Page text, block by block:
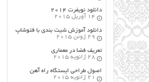
دانلود نویفرت ۲۰۱۴
14 آوریل 2015
دانلود آموزش شیت بندی با فتوشاپ
29 ژوئن 2015
تعریف فضا در معماری
28 ژانویه 2015
اصول طراحي ایستگاه راه آهن
21 ژانویه 2015